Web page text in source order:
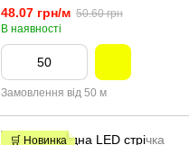
48.07 грн/м 50.60 грн
В наявності
Замовлення від 50 м
🛒 Новинка